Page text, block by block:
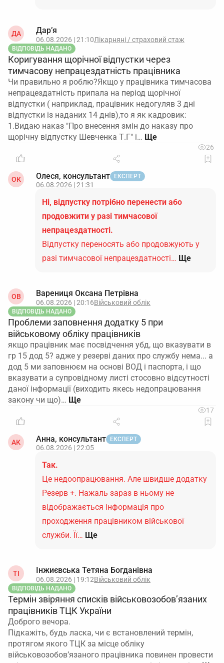
ДА Дар’я
06.08.2026 | 21:10Лікарняні / страховий стаж
ВІДПОВІДЬ НАДАНО
Коригування щорічної відпустки через
тимчасову непрацездатність працівника
Чи правильно я роблю?Якщо у працівника тимчасова
непрацездатність припала на період щорічної
відпустки ( наприклад, працівник недогуляв 3 дні
відпустки із наданих 14 днів),то я як кадровик:
1.Видаю наказ "Про внесення змін до наказу про
щорічну відпустку Шевченка Т.Г" і…
26
ОК Олеся, консультант ЕКСПЕРТ
06.08.2026 | 21:31
Ні, відпустку потрібно перенести або
продовжити у разі тимчасової
непрацездатності.
Відпустку переносять або продовжують у
разі тимчасової непрацездатності… Ще
ОВ Варениця Оксана Петрівна
06.08.2026 | 20:16Військовий облік
ВІДПОВІДЬ НАДАНО
Проблеми заповнення додатку 5 при
військовому обліку працівників
якщо працівник має посвідчення убд, що вказувати в
гр 15 дод 5? адже у резерві даних про службу нема... а
дод 5 ми заповнюєм на основі ВОД і паспорта, і що
вказувати а супровідному листі стосовно відсутності
даної інформації (виходить якесь недопрацювання
закону чи що)…
17
АК Анна, консультант ЕКСПЕРТ
06.08.2026 | 22:05
Так.
Це недоопрацювання. Але швидше додатку
Резерв +. Нажаль зараз в ньому не
відображається інформація про
проходження працівником військової
служби. Її… Ще
ТІ Інжиєвська Тетяна Богданівна
06.08.2026 | 19:12Військовий облік
ВІДПОВІДЬ НАДАНО
Термін звіряння списків військовозобов’язаних
працівників ТЦК України
Доброго вечора.
Підкажіть, будь ласка, чи є встановлений термін,
протягом якого ТЦК за місце обліку
військовозобов’язаного працівника повинен провести